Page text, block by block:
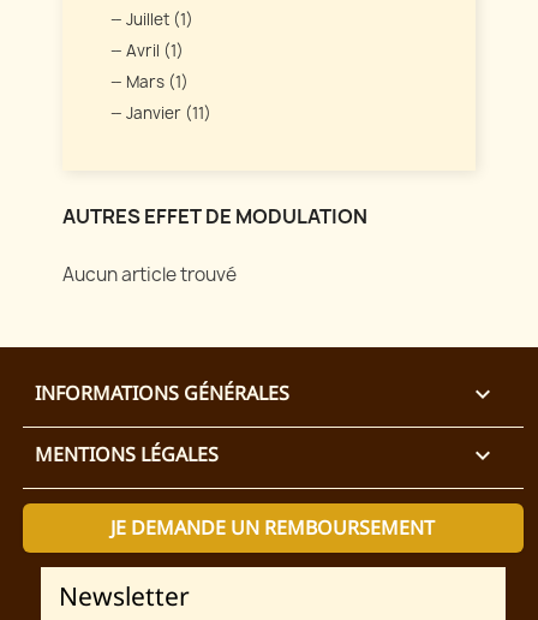
Juillet (1)
Avril (1)
Mars (1)
Janvier (11)
AUTRES EFFET DE MODULATION
Aucun article trouvé
INFORMATIONS GÉNÉRALES 
MENTIONS LÉGALES 
JE DEMANDE UN REMBOURSEMENT
Newsletter